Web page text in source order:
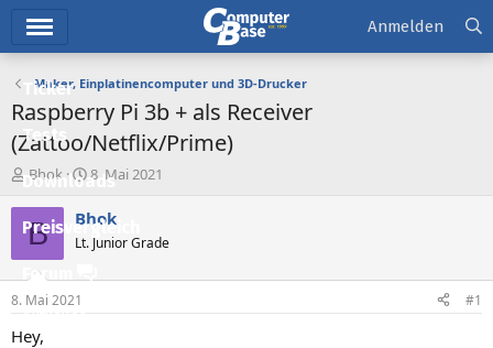
Ticker
Tests
Downloads
Preisvergleich
Forum
Aktuelles
Anmelden
Maker, Einplatinencomputer und 3D-Drucker
Raspberry Pi 3b + als Receiver
(Zattoo/Netflix/Prime)
E
r
s
t
l
e
r
Bhok
E
r
s
e
t
8. Mai 2021
B Bhok
Lt. Junior Grade
8. Mai 2021 #1
Hey,